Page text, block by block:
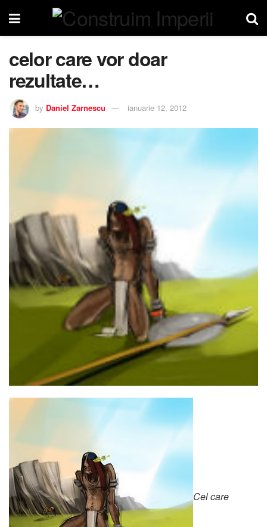
celor care vor doar
rezultate…
by Daniel Zarnescu ianuarie 12, 2012
Cel care